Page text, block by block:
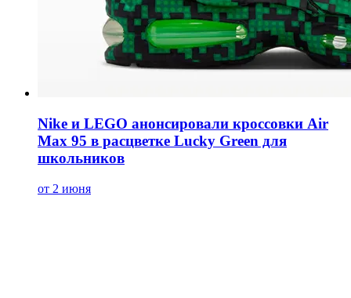
Nike и LEGO анонсировали кроссовки Air
Max 95 в расцветке Lucky Green для
школьников
от 2 июня